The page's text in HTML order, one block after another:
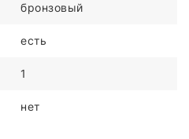
бронзовый
есть
1
нет